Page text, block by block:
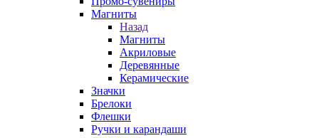
Магниты
Назад
Магниты
Акриловые
Деревянные
Керамические
Значки
Брелоки
Флешки
Ручки и карандаши